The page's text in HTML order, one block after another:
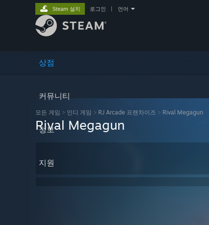
상점
커뮤니티
정보
지원
Steam 설치 로그인 언어
모든 게임 > 인디 게임 > RJ Arcade 프랜차이즈 > Rival Megagun
Rival Megagun